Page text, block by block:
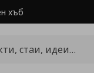
хъб